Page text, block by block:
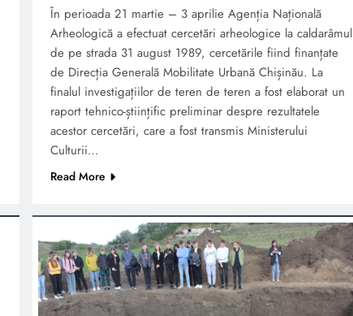
În perioada 21 martie – 3 aprilie Agenția Națională
Arheologică a efectuat cercetări arheologice la caldarâmul
de pe strada 31 august 1989, cercetările fiind finanțate
de Direcția Generală Mobilitate Urbană Chișinău. La
finalul investigațiilor de teren de teren a fost elaborat un
raport tehnico-științific preliminar despre rezultatele
acestor cercetări, care a fost transmis Ministerului
Culturii…
Read More